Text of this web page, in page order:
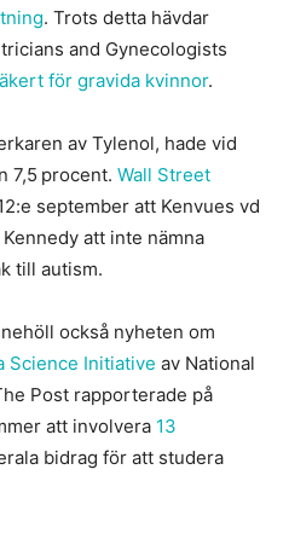
. Trots detta hävdar
and Gynecologists
för gravida kvinnor.
av Tylenol, hade vid
7,5 procent. Wall Street
september att Kenvues vd
att inte nämna
till autism.
också nyheten om
Science Initiative av National
Post rapporterade på
att involvera 13
bidrag för att studera